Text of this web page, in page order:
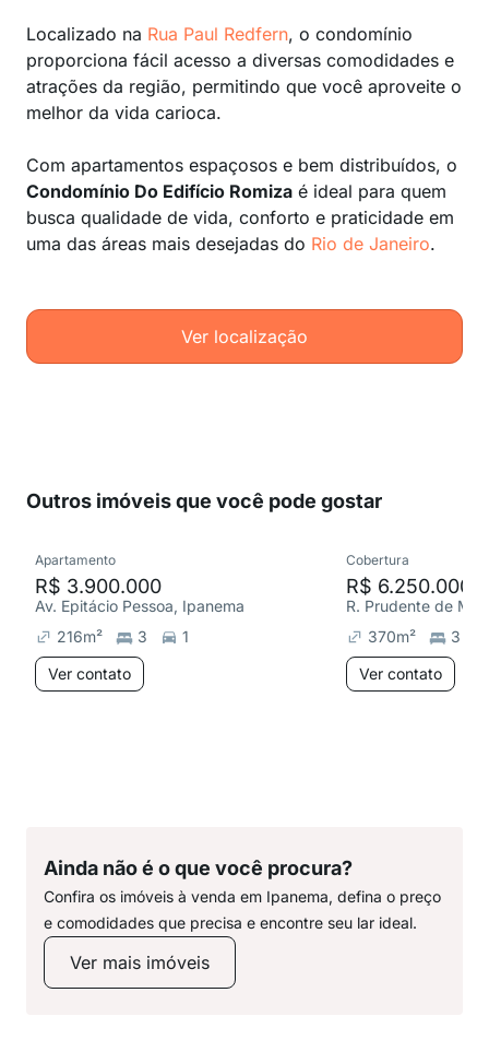
Localizado na Rua Paul Redfern, o condomínio
proporciona fácil acesso a diversas comodidades e
atrações da região, permitindo que você aproveite o
melhor da vida carioca.
Com apartamentos espaçosos e bem distribuídos, o
Condomínio Do Edifício Romiza é ideal para quem
busca qualidade de vida, conforto e praticidade em
uma das áreas mais desejadas do Rio de Janeiro.
Ver localização
Outros imóveis que você pode gostar
Apartamento
R$ 3.900.000
Av. Epitácio Pessoa, Ipanema
216m² 3
1
Ver contato
Cobertura
R$ 6.250.000
R. Prudente de
370m²
3
Ver contato
Ainda não é o que você procura?
Confira os imóveis à venda em Ipanema, defina o preço
e comodidades que precisa e encontre seu lar ideal.
Ver mais imóveis